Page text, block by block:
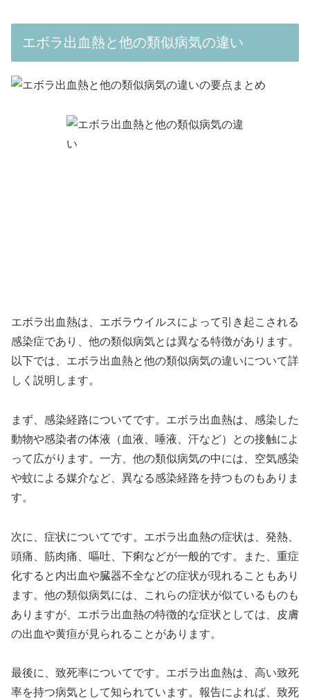
エボラ出血熱と他の類似病気の違い
エボラ出血熱は、エボラウイルスによって引き起こされる
感染症であり、他の類似病気とは異なる特徴があります。
以下では、エボラ出血熱と他の類似病気の違いについて詳
しく説明します。
まず、感染経路についてです。エボラ出血熱は、感染した
動物や感染者の体液（血液、唾液、汗など）との接触によ
って広がります。一方、他の類似病気の中には、空気感染
や蚊による媒介など、異なる感染経路を持つものもありま
す。
次に、症状についてです。エボラ出血熱の症状は、発熱、
頭痛、筋肉痛、嘔吐、下痢などが一般的です。また、重症
化すると内出血や臓器不全などの症状が現れることもあり
ます。他の類似病気には、これらの症状が似ているものも
ありますが、エボラ出血熱の特徴的な症状としては、皮膚
の出血や黄疸が見られることがあります。
最後に、致死率についてです。エボラ出血熱は、高い致死
率を持つ病気として知られています。報告によれば、致死